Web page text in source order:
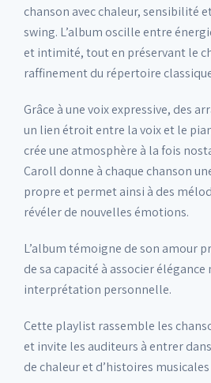
chanson avec chaleur, sensibilité
swing. L’album oscille entre
et intimité, tout en préservant le
raffinement du répertoire
Grâce à une voix expressive, des
un lien étroit entre la voix et le
crée une atmosphère à la fois
Caroll donne à chaque chanson
propre et permet ainsi à des
révéler de nouvelles émotions.
L’album témoigne de son amour
de sa capacité à associer
interprétation personnelle.
Cette playlist rassemble les
et invite les auditeurs à entrer
de chaleur et d’histoires